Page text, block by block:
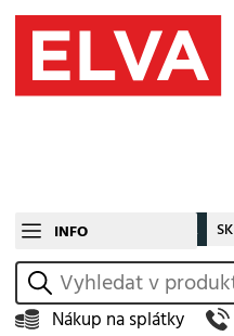
INFO CZ SK
vyhledat
Nákup na splátky